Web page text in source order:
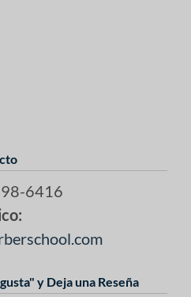
6416
y Deja una Reseña